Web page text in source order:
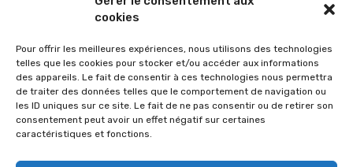
cookies
Pour offrir les meilleures expériences, nous utilisons des technologies
telles que les cookies pour stocker et/ou accéder aux informations
des appareils. Le fait de consentir à ces technologies nous permettra
de traiter des données telles que le comportement de navigation ou
les ID uniques sur ce site. Le fait de ne pas consentir ou de retirer son
consentement peut avoir un effet négatif sur certaines
caractéristiques et fonctions.